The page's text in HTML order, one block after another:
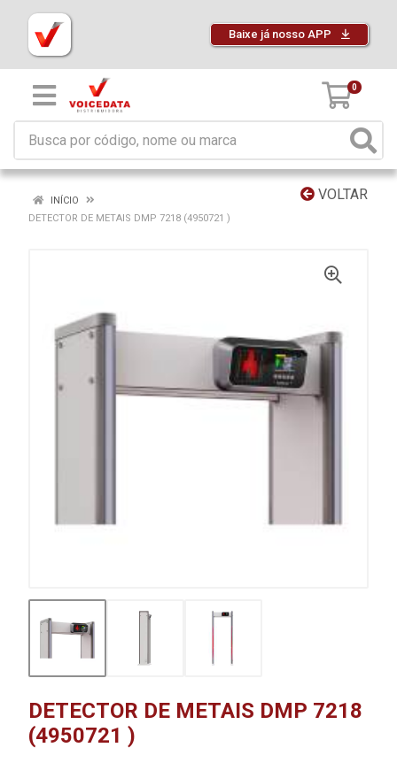
Baixe já nosso APP
0
VOLTAR
INÍCIO
DETECTOR DE METAIS DMP 7218 (4950721 )
DETECTOR DE METAIS DMP 7218
(4950721 )